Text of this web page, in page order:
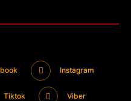
Instagram
Tiktok Viber